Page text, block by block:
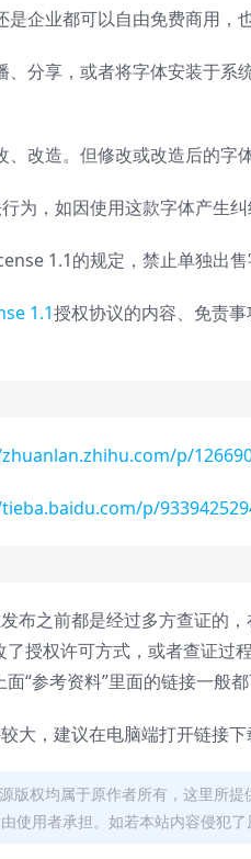
企业都可以自由免费商用，
分享，或者将字体安装于系
改造。但修改或改造后的字
为，如因使用这款字体产生纠
1.1的规定，禁止单独出售
1.1授权协议的内容、免责
p/
p/
布之前都是经过多方查证的
授权许可方式，或者查证过
“参考资料”里面的链接一般都
大，建议在电脑端打开链接下
版权均属于原作者所有，这里所
使用者承担。如若本站内容侵犯